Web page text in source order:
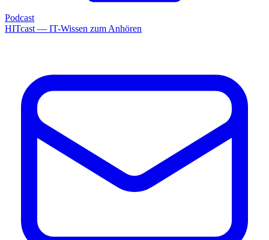
Podcast
HITcast — IT-Wissen zum Anhören